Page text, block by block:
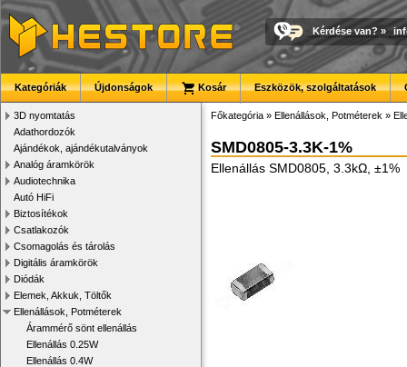
Kérdése van? »
Kategóriák Újdonságok Kosár Eszközök, szolgáltatások
3D nyomtatás
Adathordozók
Ajándékok, ajándékutalványok
Analóg áramkörök
Audiotechnika
Autó HiFi
Biztosítékok
Csatlakozók
Csomagolás és tárolás
Digitális áramkörök
Diódák
Elemek, Akkuk, Töltők
Ellenállások, Potméterek
Árammérő sönt ellenállás
Ellenállás 0.25W
Ellenállás 0.4W
Főkategória » Ellenállások, Potméterek »
SMD0805-3.3K-1%
Ellenállás SMD0805, 3.3kΩ, ±1%